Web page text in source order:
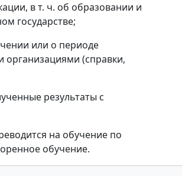
в т. ч. об образовании и
государстве;
или о периоде
(справки,
результаты с
на обучение по
обучение.